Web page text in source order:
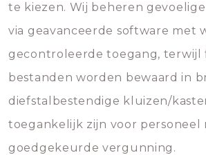
te kiezen. Wij beheren
via geavanceerde software met
gecontroleerde toegang, terwijl
bestanden worden bewaard in
diefstalbestendige kluizen/
toegankelijk zijn voor personeel
goedgekeurde vergunning.